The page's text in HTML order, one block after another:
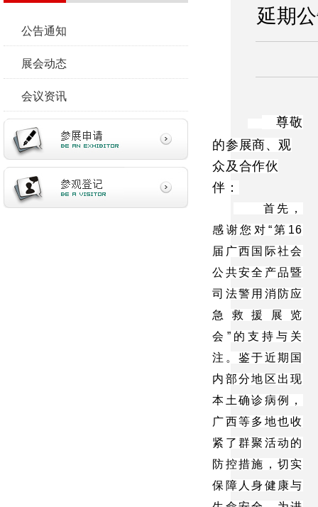
公告通知
展会动态
会议资讯
延期
尊敬
的参展商、观
众及合作伙
伴：
首先，
感谢您对“第16
届广西国际社会
公共安全产品暨
司法警用消防应
急救援展览
会”的支持与关
注。鉴于近期国
内部分地区出现
本土确诊病例，
广西等多地也收
紧了群聚活动的
防控措施，切实
保障人身健康与